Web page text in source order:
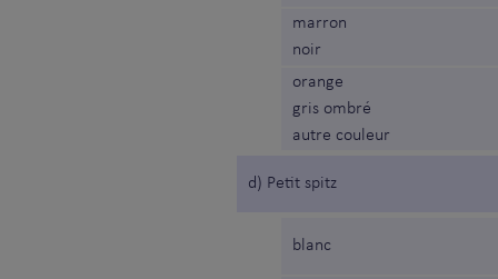
marron
noir
orange
gris ombré
autre couleur
d) Petit spitz
blanc